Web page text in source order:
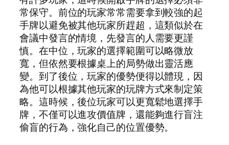
常保守。前位的玩家常常需要拿到較強的起
手牌以避免被其他玩家所趕超，這類似於在
會議中發言的情境，先發言的人需要更謹
慎。在中位，玩家的選擇範圍可以略微放
寬，但依然要根據桌上的局勢做出靈活應
變。到了後位，玩家的優勢便得以體現，因
為他可以根據其他玩家的玩牌方式來制定策
略。這時候，後位玩家可以更寬鬆地選擇手
牌，不僅可以進攻價值牌，還能夠進行盲注
偷盲的行為，強化自己的位置優勢。